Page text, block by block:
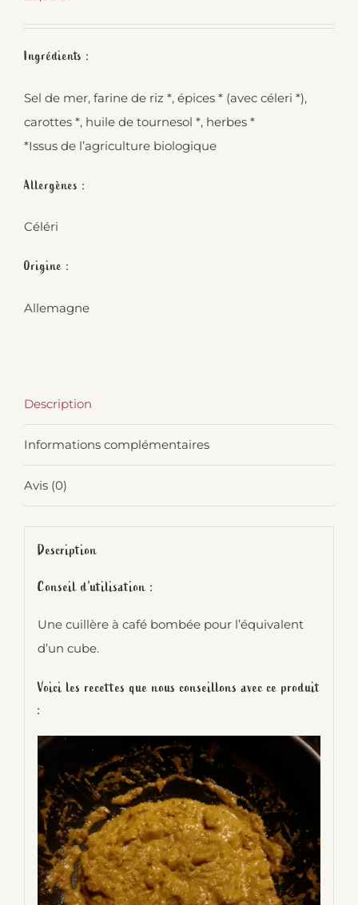
Ingrédients :
Sel de mer, farine de riz *, épices * (avec céleri *),
carottes *, huile de tournesol *, herbes *
*Issus de l’agriculture biologique
Allergènes :
Céléri
Origine :
Allemagne
Description
Informations complémentaires
Avis (0)
Description
Conseil d’utilisation :
Une cuillère à café bombée pour l’équivalent
d’un cube.
Voici les recettes que nous conseillons avec ce produit
: